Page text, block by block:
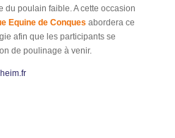
du poulain faible. A cette occasion
Equine de Conques abordera ce
afin que les participants se
de poulinage à venir.